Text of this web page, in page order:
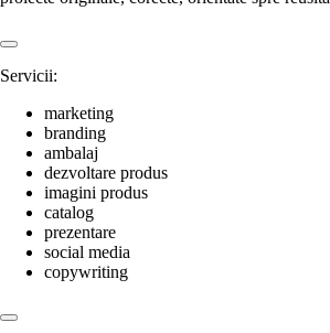
Servicii:
marketing
branding
ambalaj
dezvoltare produs
imagini produs
catalog
prezentare
social media
copywriting